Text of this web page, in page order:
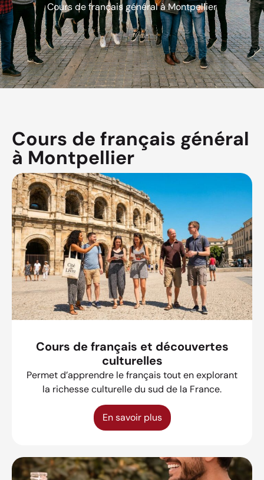
Cours de français général à Montpellier
Cours de français général
à Montpellier
Cours de français et découvertes
culturelles
Permet d’apprendre le français tout en explorant
la richesse culturelle du sud de la France.
En savoir plus